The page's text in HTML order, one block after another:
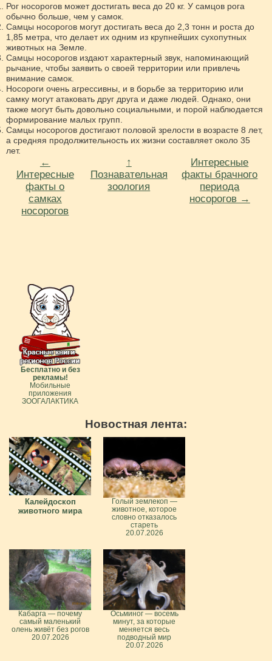
Рог носорогов может достигать веса до 20 кг. У самцов рога
обычно больше, чем у самок.
Самцы носорогов могут достигать веса до 2,3 тонн и роста до
1,85 метра, что делает их одним из крупнейших сухопутных
животных на Земле.
Самцы носорогов издают характерный звук, напоминающий
рычание, чтобы заявить о своей территории или привлечь
внимание самок.
Носороги очень агрессивны, и в борьбе за территорию или
самку могут атаковать друг друга и даже людей. Однако, они
также могут быть довольно социальными, и порой наблюдается
формирование малых групп.
Самцы носорогов достигают половой зрелости в возрасте 8 лет,
а средняя продолжительность их жизни составляет около 35
лет.
←
Интересные
факты о
самках
носорогов
↑
Познавательная
зоология
Интересные
факты брачного
периода
носорогов →
Бесплатно и без
рекламы!
Мобильные
приложения
ЗООГАЛАКТИКА
Новостная лента:
Калейдоскоп
животного мира
Голый землекоп —
животное, которое
словно отказалось
стареть
20.07.2026
Кабарга — почему
самый маленький
олень живёт без рогов
20.07.2026
Осьминог — восемь
минут, за которые
меняется весь
подводный мир
20.07.2026